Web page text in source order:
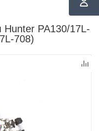
Hunter PA130/17L-
708)